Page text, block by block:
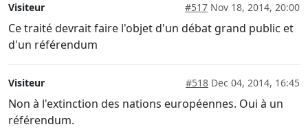
Visiteur #517 Nov 18, 2014, 20:00
Ce traité devrait faire l'objet d'un débat grand public et
d'un référendum
Visiteur #518 Dec 04, 2014, 16:45
Non à l'extinction des nations européennes. Oui à un
référendum.